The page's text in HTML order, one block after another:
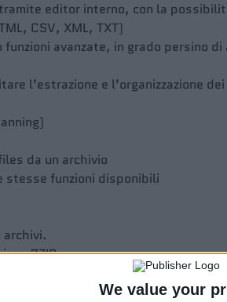
We value your
editor interno, con la
CSV, XML, TXT)
avanzate, in grado persino
l’estrazione e l’organizzazione
da un archivio
stesse funzioni disponibili
archivi.
7ZIP
archivi ZIP)
e skin.